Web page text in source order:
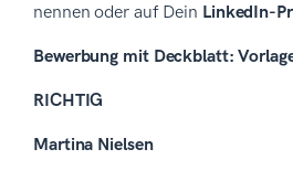
nennen oder auf Dein LinkedIn-
Bewerbung mit Deckblatt:
RICHTIG
Martina Nielsen